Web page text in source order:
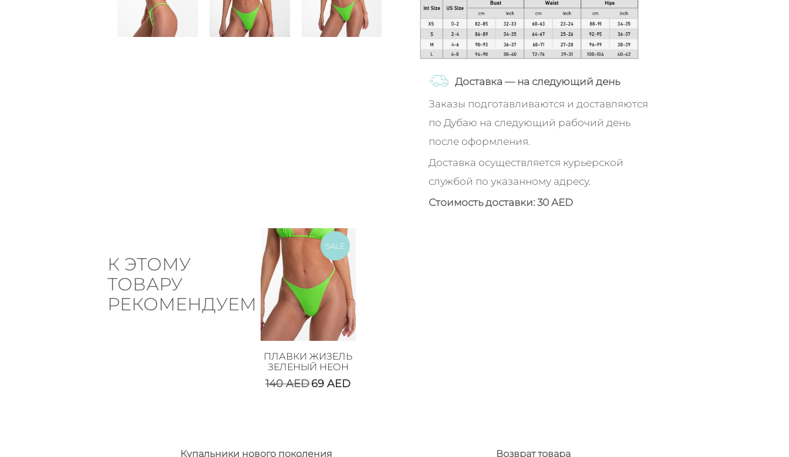
Доставка — на следующий день
Заказы подготавливаются и доставляются
по Дубаю на следующий рабочий день
после оформления.
Доставка осуществляется курьерской
службой по указанному адресу.
Стоимость доставки: 30 AED
К ЭТОМУ
ТОВАРУ
РЕКОМЕНДУЕМ
SALE
ПЛАВКИ ЖИЗЕЛЬ
ЗЕЛЕНЫЙ НЕОН
140AED69AED
Купальники нового поколения Возврат товара